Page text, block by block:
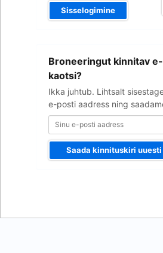
Sisselogimine
Broneeringut kinnitav
kaotsi?
Ikka juhtub. Lihtsalt
e-posti aadress ning
aadress
Saada kinnituskiri uuesti